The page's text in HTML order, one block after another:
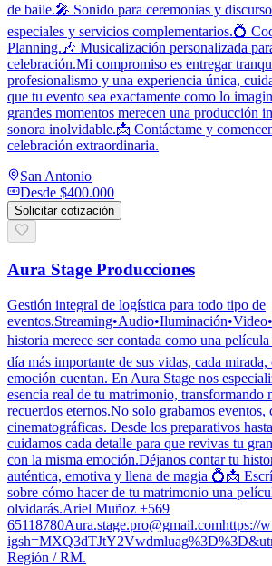
de baile.🎤 Sonido para ceremonias y
especiales y servicios complementarios.💍
Planning.🎶 Musicalización personalizada
celebración.Mi compromiso es entregar
profesionalismo y una experiencia única,
que tu evento sea exactamente como lo
grandes momentos merecen una producción
sonora inolvidable.📩 Contáctame y
celebración extraordinaria.
San Antonio
Desde $400.000
Solicitar cotización
Aura Stage Producciones
Gestión integral de logística para todo tipo de
historia merece ser contada como una
día más importante de sus vidas, cada mirada,
emoción cuentan. En Aura Stage nos
esencia real de tu matrimonio, transformando
recuerdos eternos.No solo grabamos eventos,
cinematográficas. Desde los preparativos
cuidamos cada detalle para que revivas tu
con la misma emoción.Déjanos contar tu
auténtica, emotiva y llena de magia 💍📩
sobre cómo hacer de tu matrimonio una
olvidarás.Ariel Muñoz +569
65118780Aura.stage.pro@gmail.comhttps://
Región / RM.